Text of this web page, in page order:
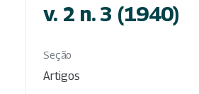
v. 2 n. 3 (1940)
Seção
Artigos